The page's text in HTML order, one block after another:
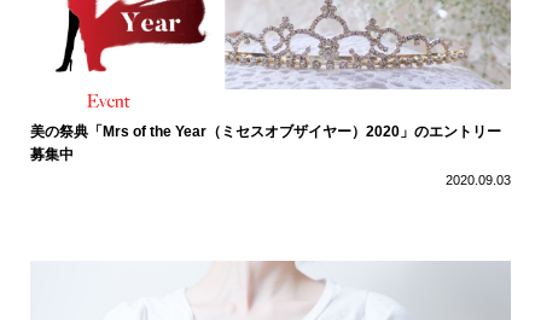
美の祭典「Mrs of the Year（ミセスオブザイヤー）2020」のエントリー
募集中
2020.09.03